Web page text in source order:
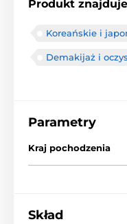
Produkt
Koreańskie i
Demakijaż i
Parametry
Kraj pochodzenia
Skład